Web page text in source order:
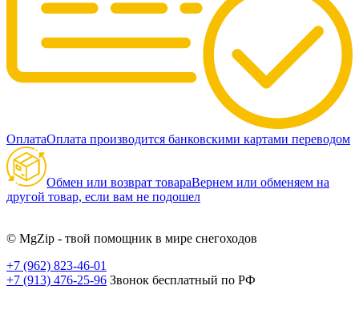
ОплатаОплата производится банковскими картами переводом
Обмен или возврат товараВернем или обменяем на
другой товар, если вам не подошел
© MgZip - твой помощник в мире снегоходов
+7 (962) 823-46-01
+7 (913) 476-25-96 Звонок бесплатный по РФ